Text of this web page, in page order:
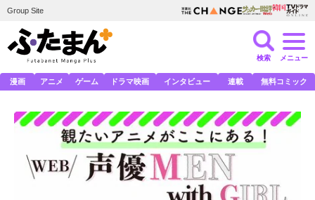
Group Site
検索 メニュー
漫画 アニメ ゲーム ドラマ映画 インタビュー 連載 無料コミック